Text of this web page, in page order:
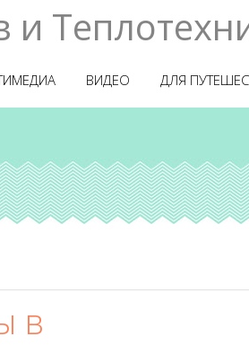
и
ВИДЕО ДЛЯ
в